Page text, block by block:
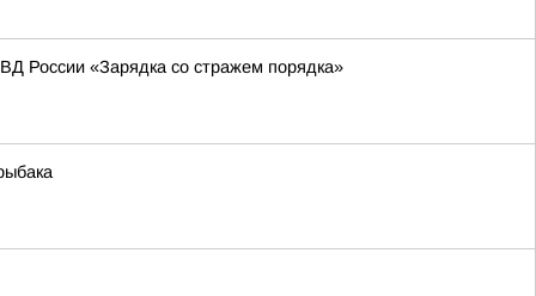
России «Зарядка со стражем порядка»